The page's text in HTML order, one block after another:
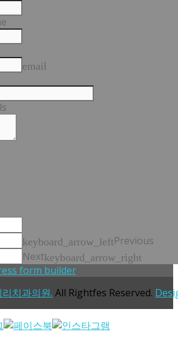
email
keyboard_arrow_leftPrevious
Nextkeyboard_arrow_right
form builder
치과의원. All Rightfes Reserved.